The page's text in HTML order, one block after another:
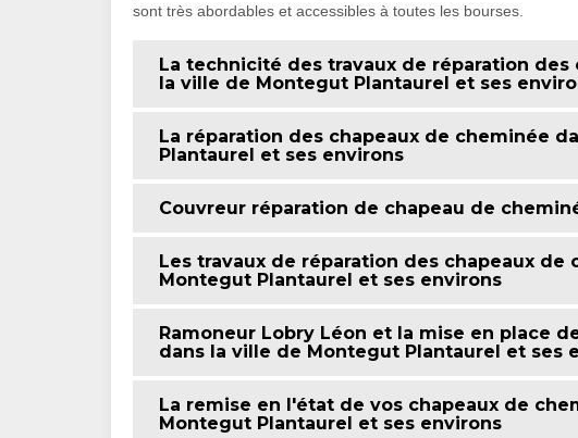
sont très abordables et accessibles à toutes les bourses.
La technicité des travaux de réparation
la ville de Montegut Plantaurel et ses
La réparation des chapeaux de cheminée
Plantaurel et ses environs
Couvreur réparation de chapeau de
Les travaux de réparation des chapeaux de
Montegut Plantaurel et ses environs
Ramoneur Lobry Léon et la mise en place
dans la ville de Montegut Plantaurel et ses
La remise en l'état de vos chapeaux de
Montegut Plantaurel et ses environs